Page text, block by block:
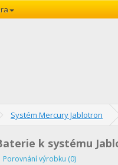
Systém Mercury Jablotron
k systému
Porovnání výrobku (0)